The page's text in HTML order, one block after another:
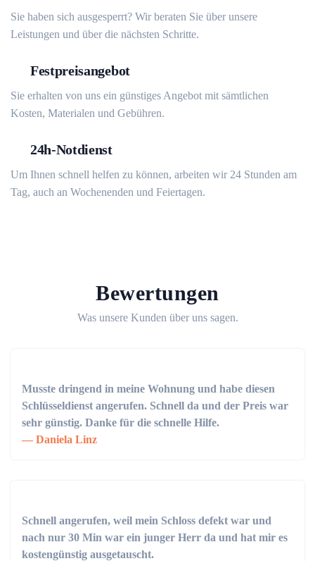
Sie haben sich ausgesperrt? Wir beraten Sie über unsere
Leistungen und über die nächsten Schritte.
Festpreisangebot
Sie erhalten von uns ein günstiges Angebot mit sämtlichen
Kosten, Materialen und Gebühren.
24h-Notdienst
Um Ihnen schnell helfen zu können, arbeiten wir 24 Stunden am
Tag, auch an Wochenenden und Feiertagen.
Bewertungen
Was unsere Kunden über uns sagen.
Musste dringend in meine Wohnung und habe diesen
Schlüsseldienst angerufen. Schnell da und der Preis war
sehr günstig. Danke für die schnelle Hilfe.
Daniela Linz
Schnell angerufen, weil mein Schloss defekt war und
nach nur 30 Min war ein junger Herr da und hat mir es
kostengünstig ausgetauscht.